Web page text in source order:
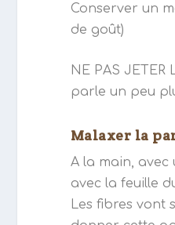
Conserver un
de goût)
NE PAS JETER
parle un peu
Malaxer la
A la main, avec
avec la feuille
Les fibres vont